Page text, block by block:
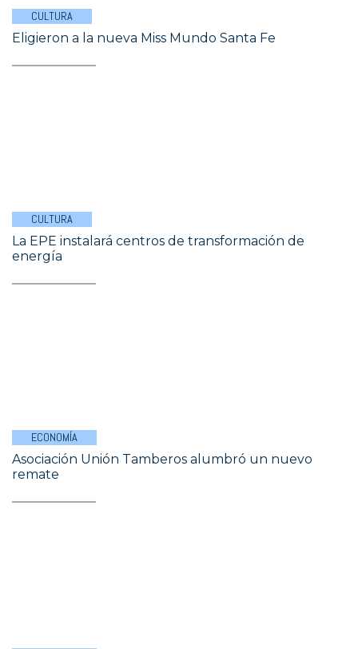
CULTURA
Eligieron a la nueva Miss Mundo Santa Fe
CULTURA
La EPE instalará centros de transformación de
energía
ECONOMÍA
Asociación Unión Tamberos alumbró un nuevo
remate